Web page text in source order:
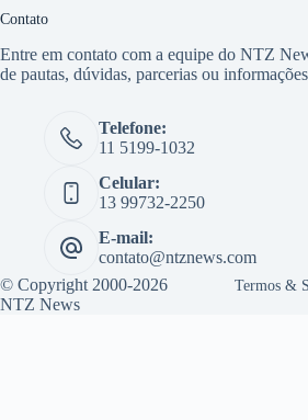
Contato
Entre em contato com a equipe do NTZ
de pautas, dúvidas, parcerias ou
Telefone:
11 5199-1032
Celular:
13 99732-2250
E-mail:
contato@ntznews.com
© Copyright 2000-2026
NTZ News
Termos &